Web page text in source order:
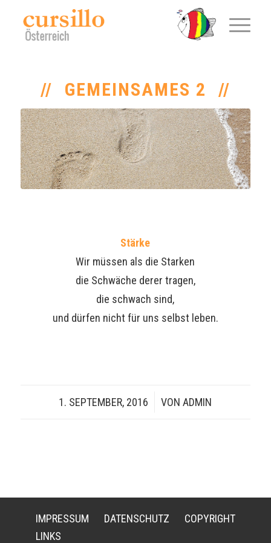
GEMEINSAMES 2
Stärke
Wir müssen als die Starken
die Schwäche derer tragen,
die schwach sind,
und dürfen nicht für uns selbst leben.
1. SEPTEMBER, 2016
/ VONADMIN
IMPRESSUM DATENSCHUTZ
COPYRIGHT
LINKS